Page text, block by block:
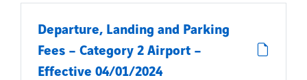
Departure, Landing and Parking
Fees – Category 2 Airport –
Effective 04/01/2024